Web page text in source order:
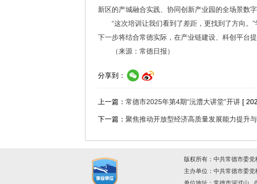
新区的产城融合实践、协同创新产业园的全场景数
“这次培训让我们看到了差距，更找到了方向。
下一步将结合常德实际，在产业链建设、科创平台
（来源：常德日报）
分享到：
上一篇： 常德市2025年第4期“沅澧大讲堂”开讲 [
下一篇： 聚焦推动开放型经济高质量发展能力提升
版权所有：中共常德市委
主办单位：中共常德市